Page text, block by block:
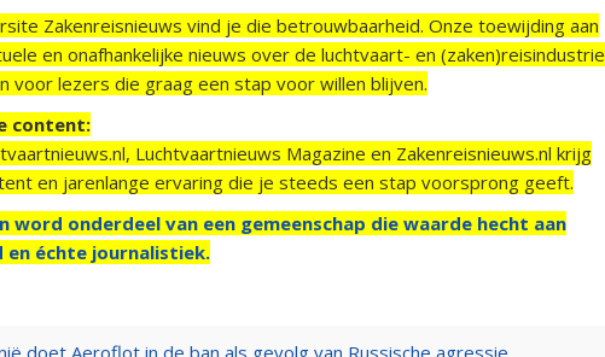
Zakenreisnieuws vind je die betrouwbaarheid. Onze toewijding aan
en onafhankelijke nieuws over de luchtvaart- en (zaken)reisindustrie
voor lezers die graag een stap voor willen blijven.
content:
Luchtvaartnieuws Magazine en Zakenreisnieuws.nl krijg
en jarenlange ervaring die je steeds een stap voorsprong geeft.
word onderdeel van een gemeenschap die waarde hecht aan
échte journalistiek.
doet Aeroflot in de ban als gevolg van Russische agressie